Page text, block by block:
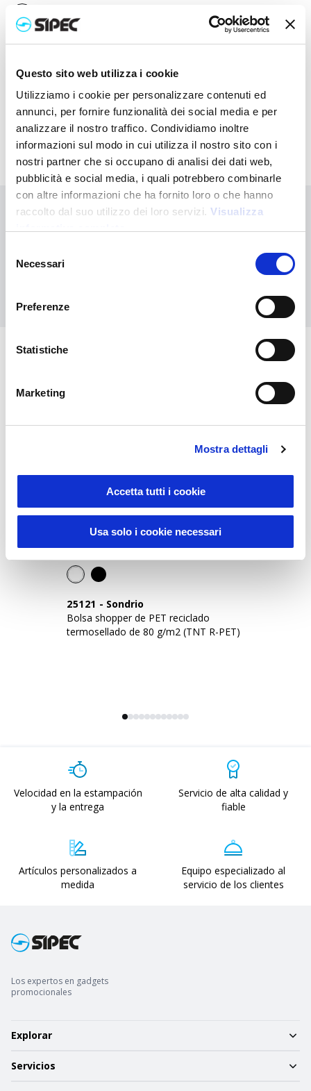
Questo sito web utilizza i cookie
Utilizziamo i cookie per personalizzare contenuti ed
annunci, per fornire funzionalità dei social media e per
analizzare il nostro traffico. Condividiamo inoltre
informazioni sul modo in cui utilizza il nostro sito con i
nostri partner che si occupano di analisi dei dati web,
pubblicità e social media, i quali potrebbero combinarle
con altre informazioni che ha fornito loro o che hanno
raccolto dal suo utilizzo dei loro servizi. Visualizza
delNecessari
Preferenze
Statistiche
Marketing
Mostra dettagli
Accetta tutti i cookie
Usa solo i cookie necessari
neutro
1,400 € 1,400 € 1,400
Precio
2,380€ 2,333€ 2,285€ 2,240€ 2,197€
¿No has encontrado lo que buscabas?
Contáctanos para recibir asistencia o haz tu pedido
También puede interesarle
Sustainable Living
25121 - Sondrio
Bolsa shopper de PET reciclado
termosellado de 80 g/m2 (TNT R-PET)
Velocidad en la estampación
y la entrega
Servicio de alta calidad y
fiable
Artículos personalizados a
medida
Equipo especializado al
servicio de los clientes
Los expertos en gadgets
promocionales
Explorar
Servicios